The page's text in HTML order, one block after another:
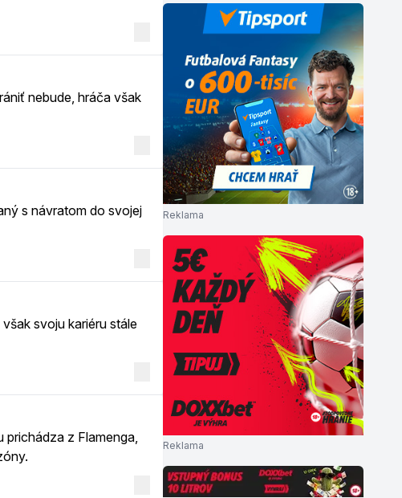
nebude, hráča však
s návratom do svojej
svoju kariéru stále
prichádza z Flamenga,
Reklama
Reklama